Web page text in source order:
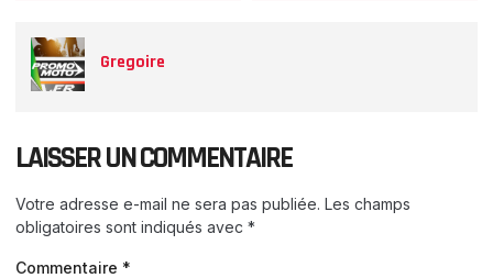
Gregoire
LAISSER UN COMMENTAIRE
Votre adresse e-mail ne sera pas publiée. Les champs
obligatoires sont indiqués avec *
Commentaire *